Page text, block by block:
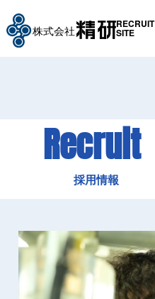
RECRUIT
SITE
Recruit
採用情報